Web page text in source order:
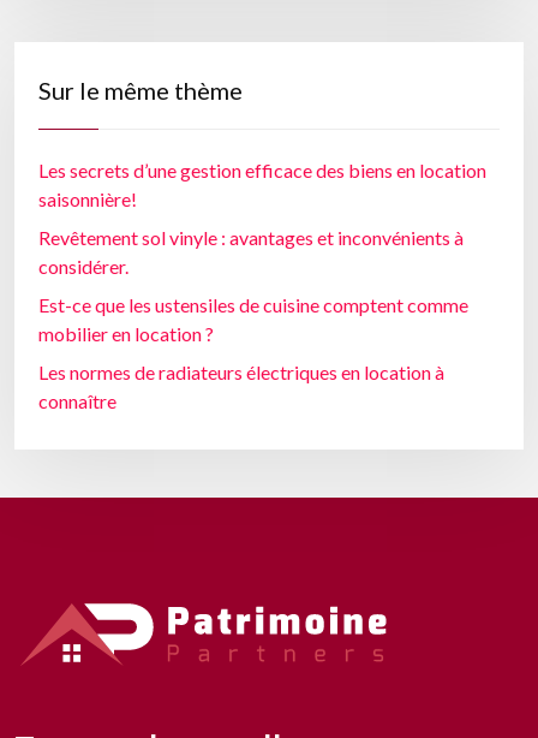
Sur le même thème
Les secrets d’une gestion efficace des biens en location
saisonnière!
Revêtement sol vinyle : avantages et inconvénients à
considérer.
Est-ce que les ustensiles de cuisine comptent comme
mobilier en location ?
Les normes de radiateurs électriques en location à
connaître